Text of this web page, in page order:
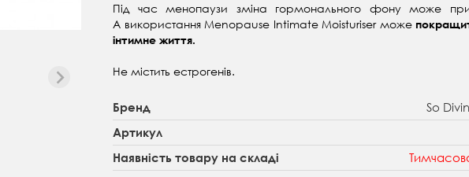
Під час менопаузи зміна гормонального фону може
А використання Menopause Intimate Moisturiser може
інтимне життя.
Не містить естрогенів.
Бренд So
Артикул
Наявність товару на складі